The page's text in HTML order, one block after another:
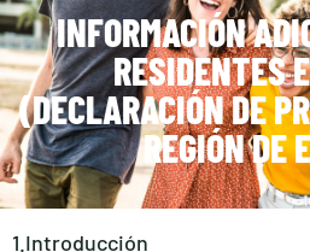
INFORMACIÓN
RESIDENTES
(DECLARACIÓN DE
REGIÓN DE
1.Introducción